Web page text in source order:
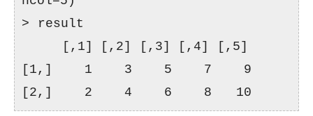
> result
[,1] [,2] [,3] [,4] [,5]
[1,] 1 3 5 7 9
[2,] 2 4 6 8 10